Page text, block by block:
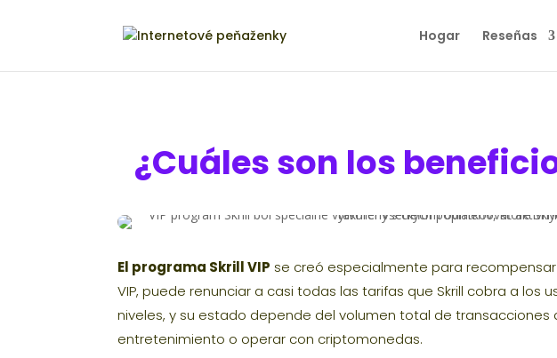
Hogar Reseñas
¿Cuáles son los
El programa Skrill VIP se creó especialmente para
VIP, puede renunciar a casi todas las tarifas que Skrill cobra a los
niveles, y su estado depende del volumen total de
entretenimiento o operar con criptomonedas.